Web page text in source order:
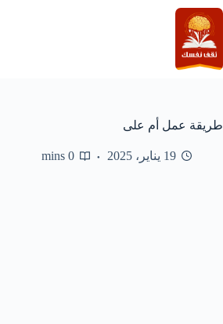
التجاوز
إلى
المحتوى
طريقة عمل أم على
19 يناير، 2025 0 mins